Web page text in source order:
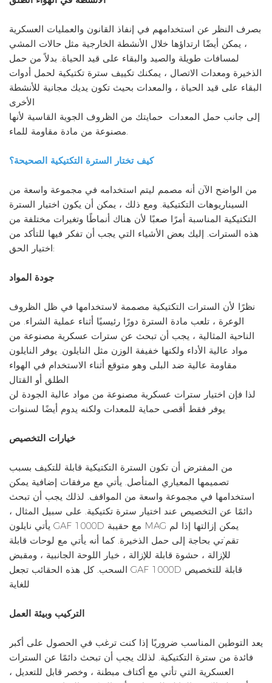
بصرف النظر عن استخدامهم في إنفاذ القانون والعمليات العسكرية
، يمكن أيضًا ارتداؤها خلال الأنشطة الخارجية مثل حالات المشي
لمسافات طويلة والصيد والبقاء على قيد الحياة. بدلاً من حمل
الذخيرة ومعدات الاتصال ، يمكنك تكييف سترة تكتيكية لحمل أدوات
البقاء على قيد الحياة ، والمعدات بحيث تكون يديك مجانية للأنشطة
إلى جانب حمل المعدات حمايتك من الظروف الجوية القاسية لأنها
مصنوعة من مادة مقاومة للماء.
كيف تختار السترة التكتيكية الصحيحة؟
من الواضح الآن أنه مصمم ليتم استخدامه في مجموعة واسعة من
السيناريوهات التكتيكية. ومع ذلك ، يمكن أن يكون اختيار السترة
التكتيكية المناسبة أمرًا صعبًا لأن هناك أنماطًا وتغيرات مختلفة من
هذه السترات. إليك بعض الأشياء التي يجب أن تفكر فيها للتأكد من
اختيار الحق:
جودة المواد
نظرًا لأن السترات التكتيكية مصممة لاستخدامها في ظل الظروف
الوعرة ، تلعب مادة السترة دورًا رئيسيًا أثناء عملية الشراء. من
الناحية المثالية ، يجب أن تبحث عن سترات عسكرية مصنوعة من
مواد عالية الأداء ولكنها خفيفة الوزن مثل النايلون. يوفر النايلون
مقاومة عالية ضد البلى وهو متوقع أثناء الاستخدام في الهواء
لذا فإن اختيار سترات عسكرية مصنوعة من مواد عالية الجودة لن
خيارات التخصيص
من المفترض أن تكون السترة التكتيكية قابلة للتكيف بسبب
تصميمها المعياري المتأصل. يأتي مع مرفقات إضافية يمكن
استخدامها في مجموعة واسعة من المواقف. لذلك يجب أن تبحث
دائمًا عن التخصيص عند اختيار سترة تكتيكية. على سبيل المثال ،
يأتي نايلون GAF 1000D مع حقيبة MAG يمكن إزالتها إذا لم
تقم’تي بحاجة إلى حمل الذخيرة. كما أنه يأتي مع لوحات قابلة
للإزالة ، حشوة قابلة للإزالة ، خيار اللوحة الجانبية ، ومقبض
السحب. كل هذه الحقائب تجعل GAF 1000D قابلة للتخصيص
التركيب وبيئة العمل
يعد التوطين المناسب ضروريًا إذا كنت ترغب في الحصول على أكبر
فائدة من سترة التكتيكية. لذلك يجب أن تبحث دائمًا عن السترات
العسكرية التي تأتي مع أكتاف مبطنة ، وخصر قابل للتعديل ،